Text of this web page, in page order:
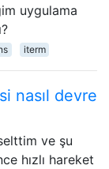
uygulama
iterm
nasıl devre
ve şu
hızlı hareket